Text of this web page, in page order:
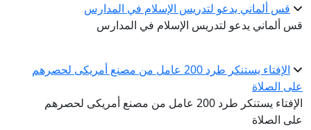
قس ألماني يدعو لتدريس الإسلام في المدارس
قس ألماني يدعو لتدريس الإسلام في المدارس
الإفتاء يستنكر طرد 200 عامل من مصنع أمريكى لحصرهم
على الصلاة
الإفتاء يستنكر طرد 200 عامل من مصنع أمريكى لحصرهم
على الصلاة